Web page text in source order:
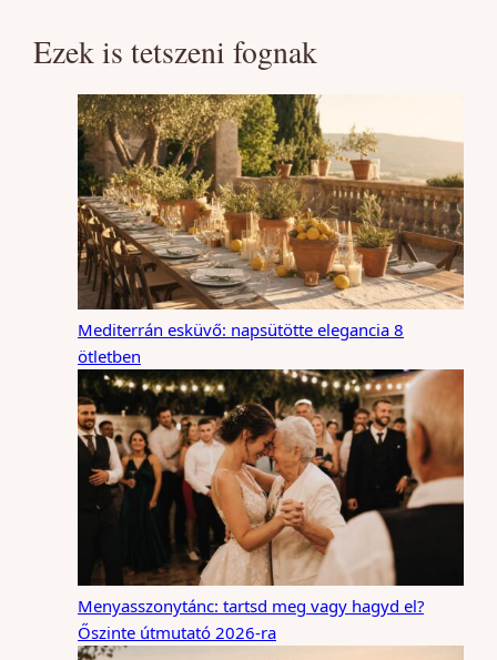
Ezek is tetszeni fognak
Mediterrán esküvő: napsütötte elegancia 8
ötletben
Menyasszonytánc: tartsd meg vagy hagyd el?
Őszinte útmutató 2026-ra